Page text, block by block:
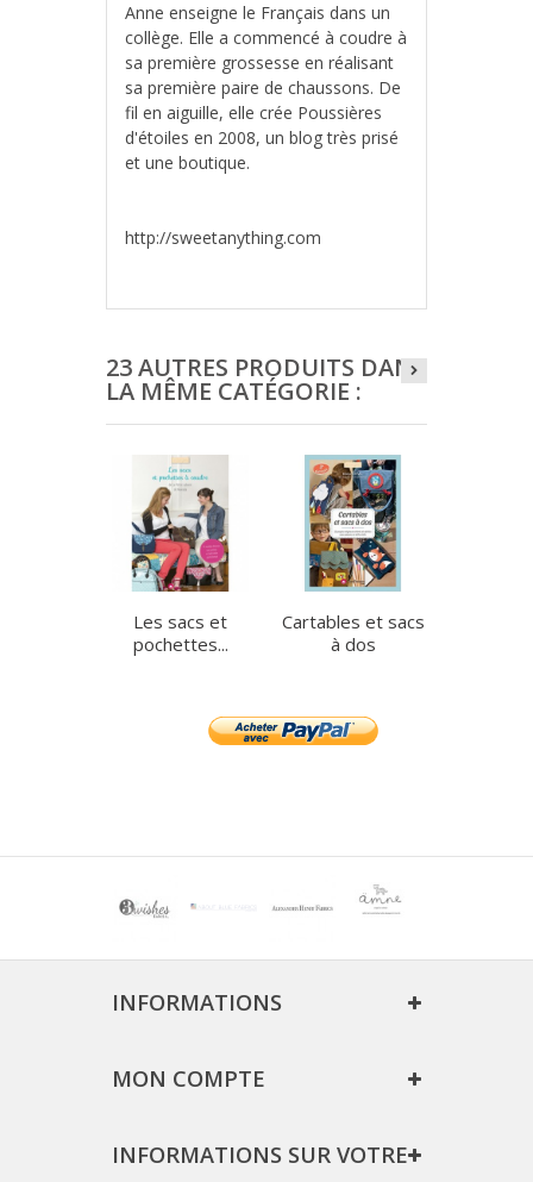
Anne enseigne le Français dans un
collège. Elle a commencé à coudre à
sa première grossesse en réalisant
sa première paire de chaussons. De
fil en aiguille, elle crée Poussières
d'étoiles en 2008, un blog très prisé
et une boutique.
http://sweetanything.com
23 AUTRES PRODUITS DANS
LA MÊME CATÉGORIE :
Les sacs et
pochettes...
Cartables et sacs
à dos
INFORMATIONS
MON COMPTE
INFORMATIONS SUR VOTRE